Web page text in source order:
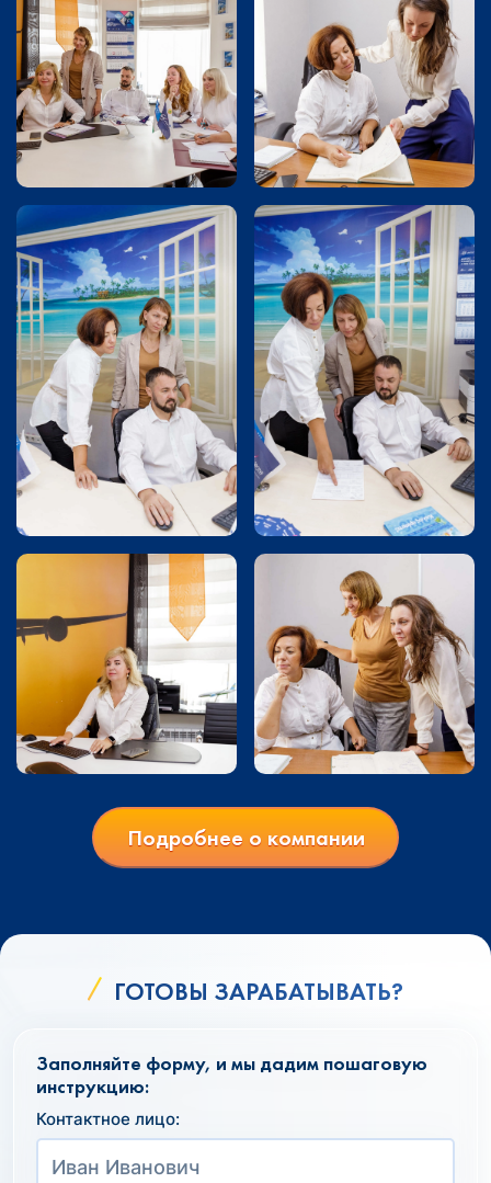
Подробнее о компании
ГОТОВЫ ЗАРАБАТЫВАТЬ?
Заполняйте форму, и мы дадим пошаговую
инструкцию:
Контактное лицо: